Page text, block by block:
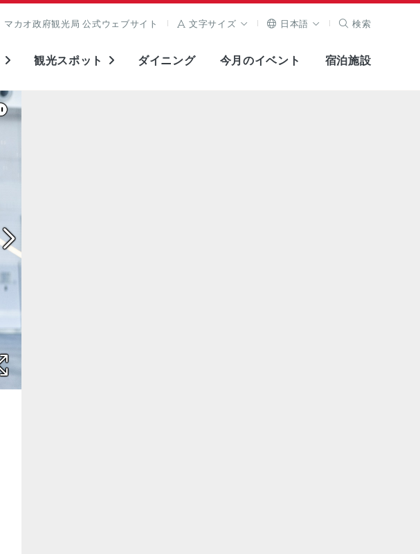
マカオ政府観光局 公式ウェブサイト 文字サイズ 日本語 検索
観光スポット ダイニング 今月のイベント 宿泊施設